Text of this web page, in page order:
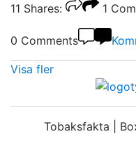
11 Shares: 1
0 Comments
Visa fler
Tobaksfakta |